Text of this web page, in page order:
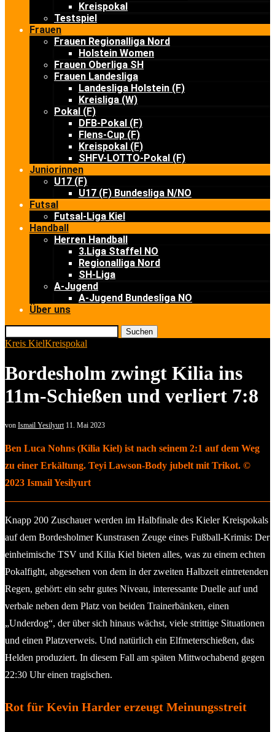
Kreispokal
Testspiel
Frauen
Frauen Regionalliga Nord
Holstein Women
Frauen Oberliga SH
Frauen Landesliga
Landesliga Holstein (F)
Kreisliga (W)
Pokal (F)
DFB-Pokal (F)
Flens-Cup (F)
Kreispokal (F)
SHFV-LOTTO-Pokal (F)
Juniorinnen
U17 (F)
U17 (F) Bundesliga N/NO
Futsal
Futsal-Liga Kiel
Handball
Herren Handball
3.Liga Staffel NO
Regionalliga Nord
SH-Liga
A-Jugend
A-Jugend Bundesliga NO
Über uns
Suchen
Kreis KielKreispokal
Bordesholm zwingt Kilia ins
11m-Schießen und verliert 7:8
von Ismail Yesilyurt 11. Mai 2023
Ben Luca Nohns (Kilia Kiel) ist nach seinem 2:1 auf dem Weg
zu einer Erkältung. Teyi Lawson-Body jubelt mit Trikot. ©
2023 Ismail Yesilyurt
Knapp 200 Zuschauer werden im Halbfinale des Kieler Kreispokals
auf dem Bordesholmer Kunstrasen Zeuge eines Fußball-Krimis: Der
einheimische TSV und Kilia Kiel bieten alles, was zu einem echten
Pokalfight, abgesehen von dem in der zweiten Halbzeit eintretenden
Regen, gehört: ein sehr gutes Niveau, interessante Duelle auf und
verbale neben dem Platz von beiden Trainerbänken, einen
„Underdog“, der über sich hinaus wächst, viele strittige Situationen
und einen Platzverweis. Und natürlich ein Elfmeterschießen, das
Helden produziert. In diesem Fall am späten Mittwochabend gegen
22:30 Uhr einen tragischen.
Rot für Kevin Harder erzeugt Meinungsstreit